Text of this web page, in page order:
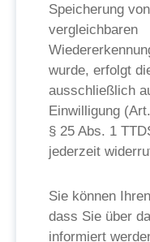
Speicherung
vergleichbaren
wurde, erfolgt
ausschließlich
Einwilligung
§ 25 Abs. 1
jederzeit
Sie können
dass Sie über
informiert